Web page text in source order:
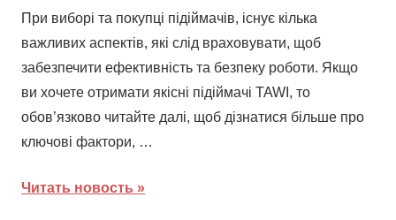
При виборі та покупці підіймачів, існує кілька
важливих аспектів, які слід враховувати, щоб
забезпечити ефективність та безпеку роботи. Якщо
ви хочете отримати якісні підіймачі TAWI, то
обов’язково читайте далі, щоб дізнатися більше про
ключові фактори, …
Читать новость